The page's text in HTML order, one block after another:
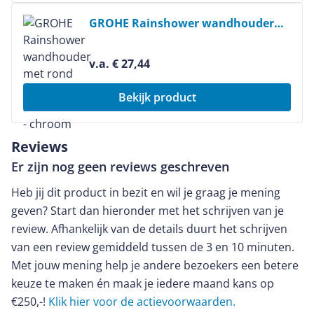
GROHE Rainshower wandhouder
v.a. € 27,44
Bekijk product
Bekijk product
Reviews
Er zijn nog geen reviews geschreven
Heb jij dit product in bezit en wil je graag je mening
geven? Start dan hieronder met het schrijven van je
review. Afhankelijk van de details duurt het schrijven
van een review gemiddeld tussen de 3 en 10 minuten.
Met jouw mening help je andere bezoekers een betere
keuze te maken én maak je iedere maand kans op
€250,-! Klik hier voor de actievoorwaarden.